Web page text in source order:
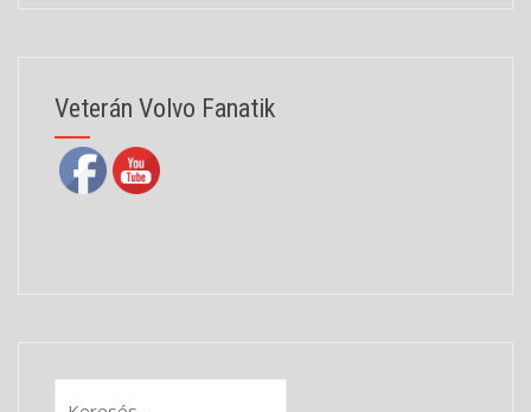
Veterán Volvo Fanatik